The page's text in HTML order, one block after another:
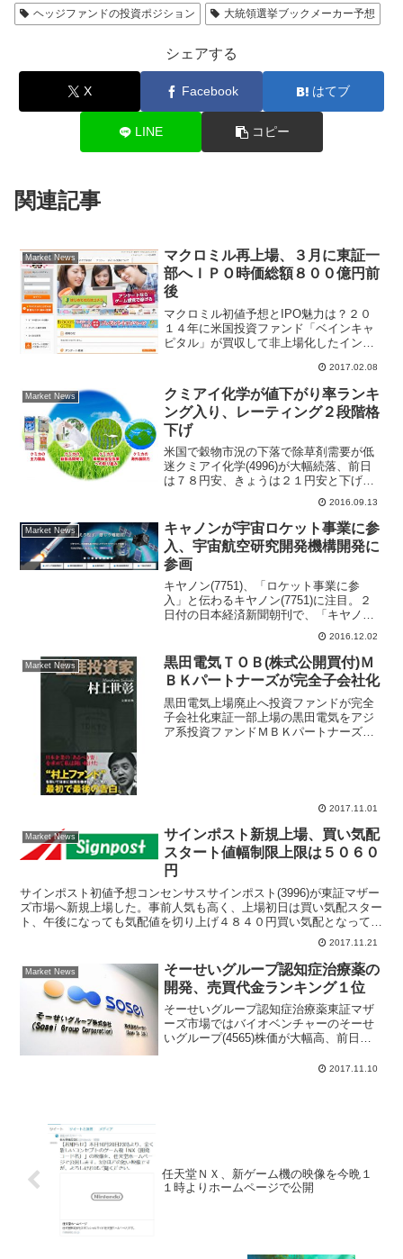
ヘッジファンドの投資ポジション 大統領選挙ブックメーカー予想
シェアする
X Facebook はてブ
LINE コピー
関連記事
Market News
マクロミル再上場、３月に東証一
部へＩＰＯ時価総額８００億円前
後
マクロミル初値予想とIPO魅力は？２０
１４年に米国投資ファンド「ベインキャ
ピタル」が買収して非上場化したインタ
ば今週にも上場承認を受けて東証一部市
場へ再上場するという。アンケートモニ
ターをたくさん集めイン...
2017.02.08
Market News
クミアイ化学が値下がり率ランキ
ング入り、レーティング２段階格
下げ
米国で穀物市況の下落で除草剤需要が低
迷クミアイ化学(4996)が大幅続落、前日
は７８円安、きょうは２１円安と下げ止
まらない状態。９月９日に発表した第３
四半期決算内容がネガティブな減益だっ
たことで売り手掛かり材料となってい
る。またきょうは、大...
2016.09.13
Market News
キャノンが宇宙ロケット事業に参
入、宇宙航空研究開発機構開発に
参画
キヤノン(7751)、「ロケット事業に参
入」と伝わるキヤノン(7751)に注目。２
日付の日本経済新聞朝刊で、「キヤノン
は宇宙ロケット事業に参入する」と伝え
られた。報道によると、「宇宙航空研究
開発機構（ＪＡＸＡ）が手掛けるミニロ
ケットの開発に...
2016.12.02
Market News
黒田電気ＴＯＢ(株式公開買付)Ｍ
ＢＫパートナーズが完全子会社化
黒田電気上場廃止へ投資ファンドが完全
子会社化東証一部上場の黒田電気をアジ
ア系投資ファンドＭＢＫパートナーズが
2017.11.01
Market News
サインポスト新規上場、買い気配
スタート値幅制限上限は５０６０
円
サインポスト初値予想コンセンサスサインポスト(3996)が東証マザー
ズ市場へ新規上場した。事前人気も高く、上場初日は買い気配スター
ト、午後になっても気配値を切り上げ４８４０円買い気配となってい
2017.11.21
Market News
そーせいグループ認知症治療薬の
開発、売買代金ランキング１位
そーせいグループ認知症治療薬東証マザ
ーズ市場ではバイオベンチャーのそーせ
いグループ(4565)株価が大幅高、前日比
昇）となって、マザーズ市場の売買代金
2017.11.10
任天堂ＮＸ、新ゲーム機の映像を今晩１
１時よりホームページで公開